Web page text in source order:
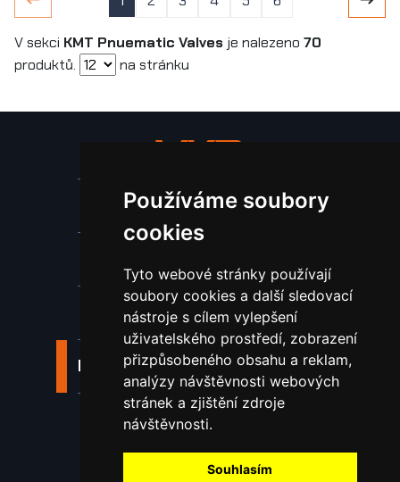
Používáme soubory
cookies
Tyto webové stránky používají
soubory cookies a další sledovací
nástroje s cílem vylepšení
uživatelského prostředí, zobrazení
přizpůsobeného obsahu a reklam,
analýzy návštěvnosti webových
stránek a zjištění zdroje
návštěvnosti.
Souhlasím
V sekci KMT Pnuematic Valves je nalezeno 70
produktů.
na stránku
Stroje a zařízení
Spotřební materiál a nástroje
Náhradní díly pro vodní paprsek
Laserové svařování